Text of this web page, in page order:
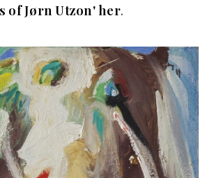
of Jørn Utzon' her.